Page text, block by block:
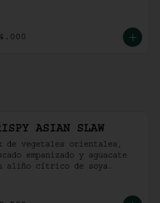
ASIAN SLAW
de vegetales orientales,
empanizado y aguacate
aliño cítrico de soya.